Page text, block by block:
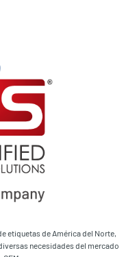
etiquetas de América del Norte,
necesidades del mercado